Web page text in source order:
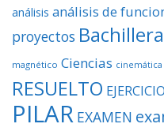
análisis análisis de
proyectos
magnético Ciencias cinemática
RESUELTO
PILAR EXAMEN